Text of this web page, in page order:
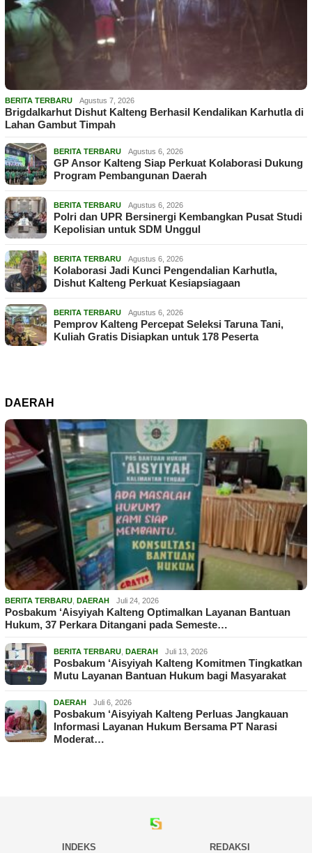
BERITA TERBARU Agustus 7, 2026
Brigdalkarhut Dishut Kalteng Berhasil Kendalikan Karhutla di
Lahan Gambut Timpah
BERITA TERBARU Agustus 6, 2026
GP Ansor Kalteng Siap Perkuat Kolaborasi Dukung
Program Pembangunan Daerah
BERITA TERBARU Agustus 6, 2026
Polri dan UPR Bersinergi Kembangkan Pusat Studi
Kepolisian untuk SDM Unggul
BERITA TERBARU Agustus 6, 2026
Kolaborasi Jadi Kunci Pengendalian Karhutla,
Dishut Kalteng Perkuat Kesiapsiagaan
BERITA TERBARU Agustus 6, 2026
Pemprov Kalteng Percepat Seleksi Taruna Tani,
Kuliah Gratis Disiapkan untuk 178 Peserta
DAERAH
BERITA TERBARU, DAERAH Juli 24, 2026
Posbakum ‘Aisyiyah Kalteng Optimalkan Layanan Bantuan
Hukum, 37 Perkara Ditangani pada Semeste…
BERITA TERBARU, DAERAH Juli 13, 2026
Posbakum ‘Aisyiyah Kalteng Komitmen Tingkatkan
Mutu Layanan Bantuan Hukum bagi Masyarakat
DAERAH Juli 6, 2026
Posbakum ‘Aisyiyah Kalteng Perluas Jangkauan
Informasi Layanan Hukum Bersama PT Narasi
Moderat…
INDEKS REDAKSI